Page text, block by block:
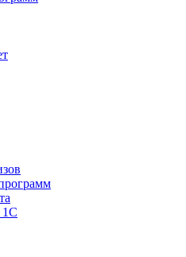
1С